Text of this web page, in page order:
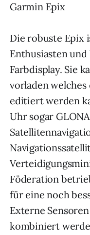
Garmin Epix
Die robuste
Enthusiasten
Farbdisplay. Sie
vorladen
editiert werden
Uhr sogar
Föderation
für eine noch
Externe
kombiniert